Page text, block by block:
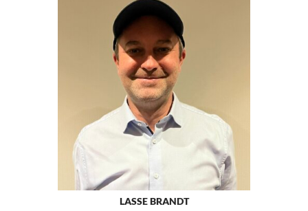
LASSE BRANDT